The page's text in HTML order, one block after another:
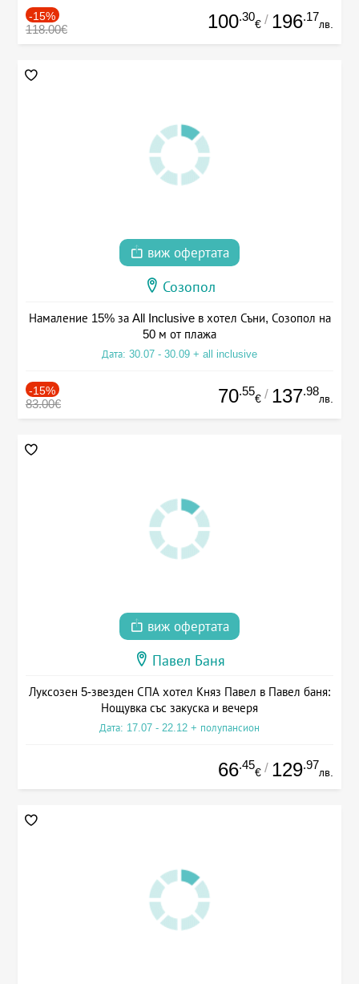
-15%
118.00€ 100.30
€ / 196.17
лв.
виж офертата
Созопол
Намаление 15% за All Inclusive в хотел Съни, Созопол на
50 м от плажа
Дата: 30.07 - 30.09 + all inclusive
-15%
83.00€ 70.55
€ / 137.98
лв.
виж офертата
Павел Баня
Луксозен 5-звезден СПА хотел Княз Павел в Павел баня:
Нощувка със закуска и вечеря
Дата: 17.07 - 22.12 + полупансион
66.45
€ / 129.97
лв.